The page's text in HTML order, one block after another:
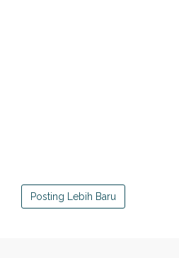
Posting Lebih Baru